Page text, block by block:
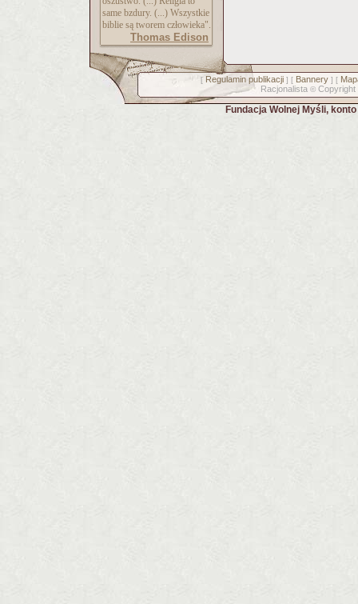
same bzdury. (...) Wszystkie
biblie są tworem człowieka".
Thomas Edison
[ Regulamin publikacji] [ Bannery] [
Racjonalista © Copyright
Fundacja Wolnej Myśli,